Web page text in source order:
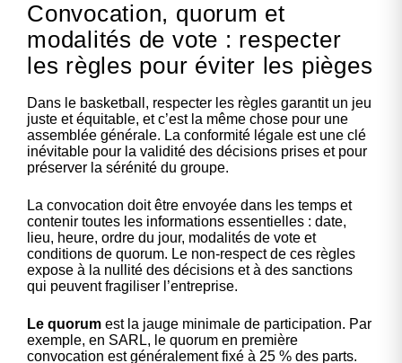
Convocation, quorum et
modalités de vote : respecter
les règles pour éviter les pièges
Dans le basketball, respecter les règles garantit un jeu
juste et équitable, et c’est la même chose pour une
assemblée générale. La conformité légale est une clé
inévitable pour la validité des décisions prises et pour
préserver la sérénité du groupe.
La convocation doit être envoyée dans les temps et
contenir toutes les informations essentielles : date,
lieu, heure, ordre du jour, modalités de vote et
conditions de quorum. Le non-respect de ces règles
expose à la nullité des décisions et à des sanctions
qui peuvent fragiliser l’entreprise.
Le quorum est la jauge minimale de participation. Par
exemple, en SARL, le quorum en première
convocation est généralement fixé à 25 % des parts.